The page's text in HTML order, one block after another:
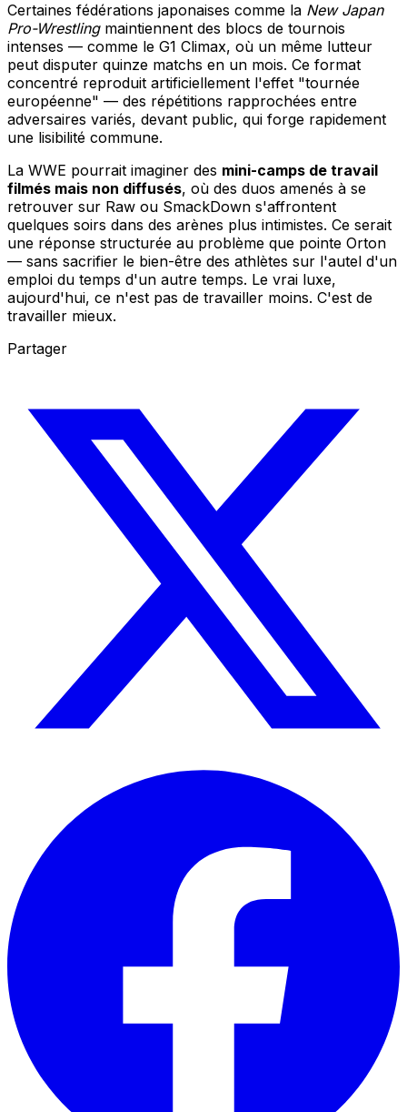
Certaines fédérations japonaises comme la New Japan
Pro-Wrestlingmaintiennent des blocs de tournois
intenses — comme le G1 Climax, où un même lutteur
peut disputer quinze matchs en un mois. Ce format
concentré reproduit artificiellement l'effet "tournée
européenne" — des répétitions rapprochées entre
adversaires variés, devant public, qui forge rapidement
une lisibilité commune.
La WWE pourrait imaginer des mini-camps de travail
filmés mais non diffusés, où des duos amenés à se
retrouver sur Raw ou SmackDown s'affrontent
quelques soirs dans des arènes plus intimistes. Ce serait
une réponse structurée au problème que pointe Orton
— sans sacrifier le bien-être des athlètes sur l'autel d'un
emploi du temps d'un autre temps. Le vrai luxe,
aujourd'hui, ce n'est pas de travailler moins. C'est de
travailler mieux.
Partager